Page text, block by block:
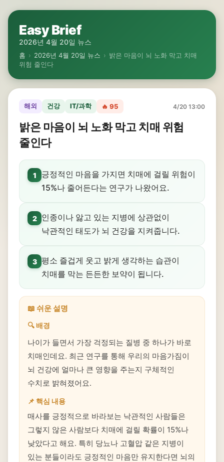
Easy Brief
2026년 4월 20일 뉴스
홈 › 2026년 4월 20일 뉴스 › 밝은 마음이 뇌 노화 막고 치매
위험 줄인다
해외 건강 IT/과학 🔥 95 4/20 13:00
밝은 마음이 뇌 노화 막고 치매 위험
줄인다
1
긍정적인 마음을 가지면 치매에 걸릴 위험이
15%나 줄어든다는 연구가 나왔어요.
2
인종이나 앓고 있는 지병에 상관없이
낙관적인 태도가 뇌 건강을 지켜줍니다.
3 평소 즐겁게 웃고 밝게 생각하는 습관이
치매를 막는 든든한 보약이 됩니다.
📖 쉬운 설명
🔍 배경
나이가 들면서 가장 걱정되는 질병 중 하나가 바로
치매인데요. 최근 연구를 통해 우리의 마음가짐이
뇌 건강에 얼마나 큰 영향을 주는지 구체적인
수치로 밝혀졌어요.
📌 핵심 내용
매사를 긍정적으로 바라보는 낙관적인 사람들은
그렇지 않은 사람보다 치매에 걸릴 확률이 15%나
낮았다고 해요. 특히 당뇨나 고혈압 같은 지병이
있는 분들이라도 긍정적인 마음만 유지한다면 뇌의